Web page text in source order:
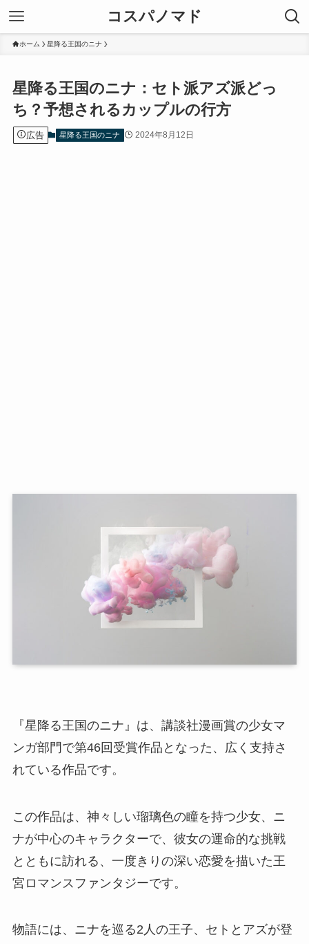
コスパノマド
ホーム 星降る王国のニナ
星降る王国のニナ：セト派アズ派どっ
ち？予想されるカップルの行方
広告 星降る王国のニナ 2024年8月12日
『星降る王国のニナ』は、講談社漫画賞の少女マ
ンガ部門で第46回受賞作品となった、広く支持さ
れている作品です。
この作品は、神々しい瑠璃色の瞳を持つ少女、ニ
ナが中心のキャラクターで、彼女の運命的な挑戦
とともに訪れる、一度きりの深い恋愛を描いた王
宮ロマンスファンタジーです。
物語には、ニナを巡る2人の王子、セトとアズが登